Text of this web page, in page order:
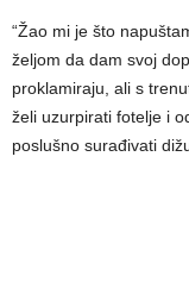
“Žao mi je što
željom da dam svoj
proklamiraju, ali s
želi uzurpirati fotelje i
poslušno surađivati